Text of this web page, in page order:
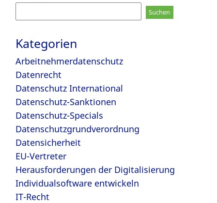
nach:
Kategorien
Arbeitnehmerdatenschutz
Datenrecht
Datenschutz International
Datenschutz-Sanktionen
Datenschutz-Specials
Datenschutzgrundverordnung
Datensicherheit
EU-Vertreter
Herausforderungen der Digitalisierung
Individualsoftware entwickeln
IT-Recht